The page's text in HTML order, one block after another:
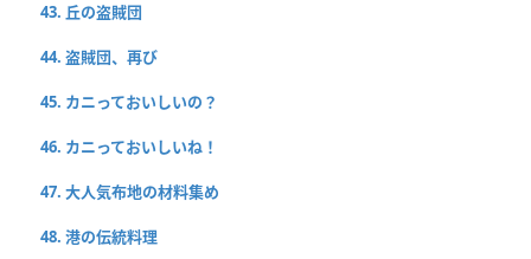
43. 丘の盗賊団
44. 盗賊団、再び
45. カニっておいしいの？
46. カニっておいしいね！
47. 大人気布地の材料集め
48. 港の伝統料理